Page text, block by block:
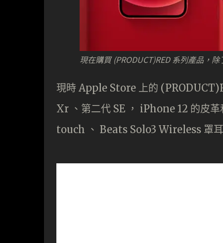
現在購買 (PRODUCT)RED 系列產品，
現時 Apple Store 上的
Xr 、第二代 SE ， iPhone 12 的皮
touch 、 Beats Solo3 Wireless 罩